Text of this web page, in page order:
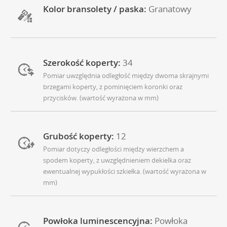
Kolor bransolety / paska: Granatowy
Szerokość koperty: 34
Pomiar uwzględnia odległość między dwoma skrajnymi
brzegami koperty, z pominięciem koronki oraz
przycisków. (wartość wyrażona w mm)
Grubość koperty: 12
Pomiar dotyczy odległości między wierzchem a
spodem koperty, z uwzględnieniem dekielka oraz
ewentualnej wypukłości szkiełka. (wartość wyrażona w
mm)
Powłoka luminescencyjna: Powłoka